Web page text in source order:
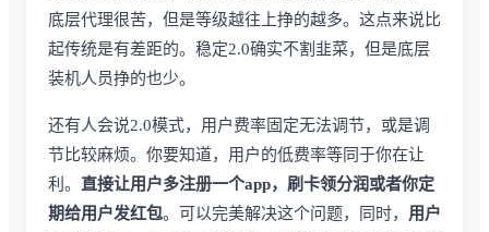
底层代理很苦，但是等级越往上挣的越多。这点来说比
起传统是有差距的。稳定2.0确实不割韭菜，但是底层
装机人员挣的也少。
还有人会说2.0模式，用户费率固定无法调节，或是调
节比较麻烦。你要知道，用户的低费率等同于你在让
利。 直接让用户多注册一个app，刷卡领分润或者你定
期给用户发红包。可以完美解决这个问题，同时， 用户